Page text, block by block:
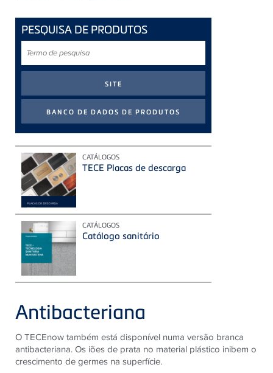
PESQUISA DE PRODUTOS
de
pesquisa
CATÁLOGOS
TECE Placas de descarga
CATÁLOGOS
Catálogo sanitário
Antibacteriana
O TECEnow também está disponível numa versão branca
antibacteriana. Os iões de prata no material plástico inibem o
crescimento de germes na superfície.